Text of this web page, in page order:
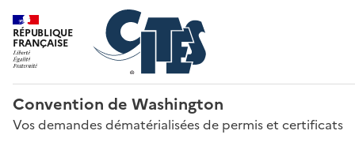
RÉPUBLIQUE
FRANÇAISE
Convention de Washington
Vos demandes dématérialisées de permis et certificats